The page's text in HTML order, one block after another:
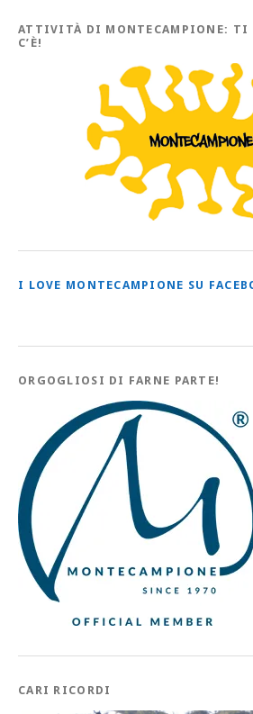
Articoli
ATTIVITÀ DI MONTECAMPIONE: TI
C’È!
I LOVE MONTECAMPIONE SU
ORGOGLIOSI DI FARNE PARTE!
CARI RICORDI